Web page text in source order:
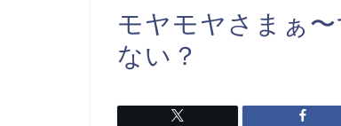
モヤモヤさまぁ
ない？